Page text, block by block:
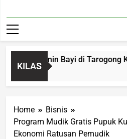
KILAS
Janin Bayi di Tarogong
Home
Bisnis
Program Mudik Gratis Pupuk
Ekonomi Ratusan Pemudik